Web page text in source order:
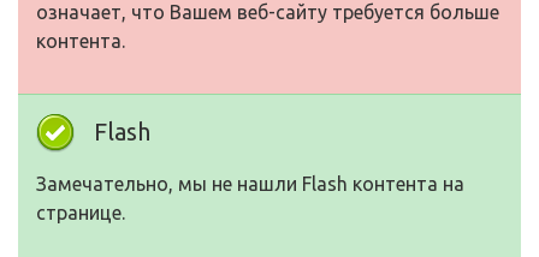
означает, что Вашем веб-сайту требуется больше
контента.
Flash
Замечательно, мы не нашли Flash контента на
странице.